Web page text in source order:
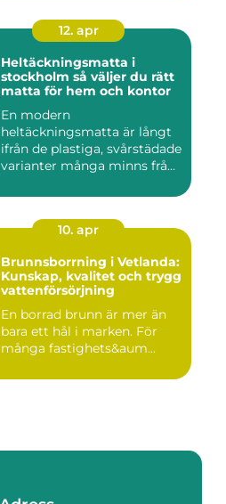
12. apr
Heltäckningsmatta i
stockholm så väljer du rätt
matta för hem och kontor
En modern
heltäckningsmatta är långt
ifrån de plastiga, svårstädade
varianter många minns från
10. apr
Brunnsborrning i Vetlanda:
Kunskap, kvalitet och trygg
vattenförsörjning
En borrad brunn är mer än
bara ett hål i marken. För
många fastighets&aum...